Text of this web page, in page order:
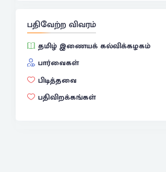
பதிவேற்ற விவரம்
தமிழ் இணையக் கல்விக்கழகம்
பார்வைகள்
பிடித்தவை
பதிவிறக்கங்கள்